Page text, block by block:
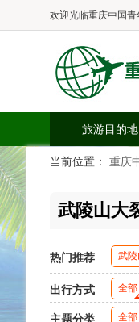
欢迎光临重庆中国青
旅游目的地
当前位置： 重庆
武陵山大
热门推荐 武
出行方式 全部
主题分类 全部